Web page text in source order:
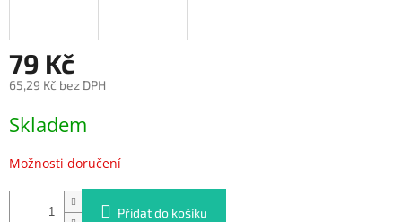
79 Kč
65,29 Kč bez DPH
cena:
Skladem
Možnosti doručení
Přidat do košíku